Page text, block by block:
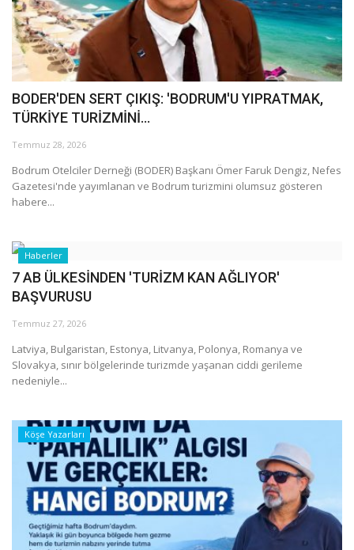
Galeri
BODER'DEN SERT ÇIKIŞ: 'BODRUM'U YIPRATMAK,
TÜRKİYE TURİZMİNİ...
Temmuz 28, 2026
Bodrum Otelciler Derneği (BODER) Başkanı Ömer Faruk Dengiz, Nefes
Gazetesi'nde yayımlanan ve Bodrum turizmini olumsuz gösteren
habere...
Haberler
7 AB ÜLKESİNDEN 'TURİZM KAN AĞLIYOR'
BAŞVURUSU
Temmuz 27, 2026
Latviya, Bulgaristan, Estonya, Litvanya, Polonya, Romanya ve
Slovakya, sınır bölgelerinde turizmde yaşanan ciddi gerileme
nedeniyle...
Köşe Yazarları